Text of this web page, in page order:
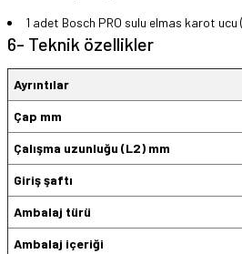
1 adet Bosch PRO sulu elmas karot ucu
6- Teknik özellikler
Ayrıntılar
Çap mm
Çalışma uzunluğu (L2) mm
Giriş şaftı
Ambalaj türü
Ambalaj içeriği